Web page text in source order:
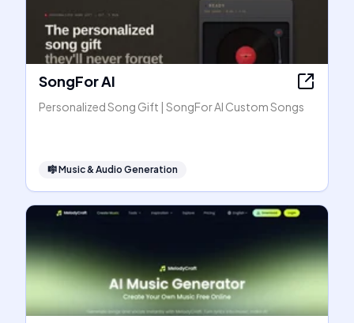
SongFor AI
Personalized Song Gift | SongFor AI Custom Songs
🎼Music & Audio Generation